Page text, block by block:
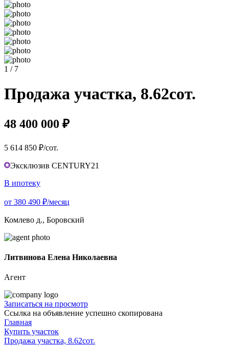
1 / 7
Продажа участка, 8.62сот.
48 400 000 ₽
5 614 850 ₽/сот.
Эксклюзив CENTURY21
В ипотеку
от 380 490 ₽/месяц
Комлево д., Боровский
Литвинова Елена Николаевна
Агент
Записаться на просмотр
Ссылка на объявление успешно скопирована
Главная
Купить участок
Продажа участка, 8.62сот.